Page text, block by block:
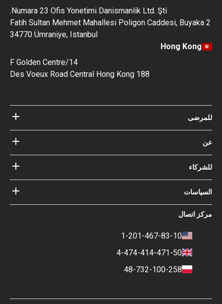
Numara 23 Ofis Yonetimi Danismanlik Ltd. Şti.
Fatih Sultan Mehmet Mahallesi Poligon Caddesi, Buyaka 2
34770 Ümraniye, Istanbul
Hong Kong
14/F Golden Centre
188 Des Voeux Road Central Hong Kong
للمرضى
مستشفيات
مدونة
ضماناتك مع
عن
عن Bookimed
أطباؤنا
Bookimed
للشركاء
أضف المستشفى الخاص بك
السياسات
شروط الإستخدام
شروط الدفع والإيداع
سياسة التحرير
مركز اتصال
1-201-467-83-10
4-474-414-471-50
48-732-100-258